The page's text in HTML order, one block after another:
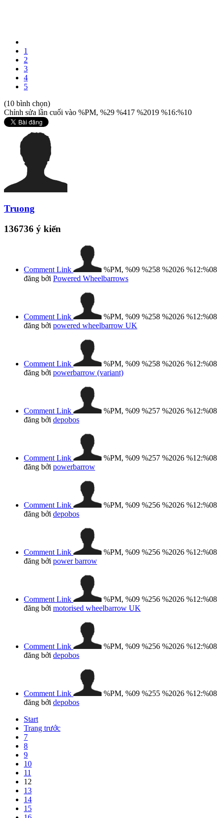
1
2
3
4
5
(10 bình chọn)
Chỉnh sửa lần cuối vào %PM, %29 %417 %2019 %16:%10
Truong
136736 ý kiến
Comment Link
%PM, %09 %258 %2026 %12:%08
đăng bởi Powered Wheelbarrows
Comment Link
%PM, %09 %258 %2026 %12:%08
đăng bởi powered wheelbarrow UK
Comment Link
%PM, %09 %258 %2026 %12:%08
đăng bởi powerbarrow (variant)
Comment Link
%PM, %09 %257 %2026 %12:%08
đăng bởi depobos
Comment Link
%PM, %09 %257 %2026 %12:%08
đăng bởi powerbarrow
Comment Link
%PM, %09 %256 %2026 %12:%08
đăng bởi depobos
Comment Link
%PM, %09 %256 %2026 %12:%08
đăng bởi power barrow
Comment Link
%PM, %09 %256 %2026 %12:%08
đăng bởi motorised wheelbarrow UK
Comment Link
%PM, %09 %256 %2026 %12:%08
đăng bởi depobos
Comment Link
%PM, %09 %255 %2026 %12:%08
đăng bởi depobos
Start
Trang trước
7
8
9
10
11
12
13
14
15